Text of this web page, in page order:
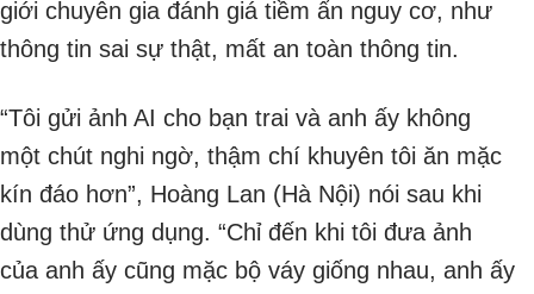
giới chuyên gia đánh giá tiềm ẩn nguy cơ, như
thông tin sai sự thật, mất an toàn thông tin.
“Tôi gửi ảnh AI cho bạn trai và anh ấy không
một chút nghi ngờ, thậm chí khuyên tôi ăn mặc
kín đáo hơn”, Hoàng Lan (Hà Nội) nói sau khi
dùng thử ứng dụng. “Chỉ đến khi tôi đưa ảnh
của anh ấy cũng mặc bộ váy giống nhau, anh ấy